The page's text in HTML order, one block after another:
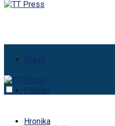
Vijesti
Politika
Hronika